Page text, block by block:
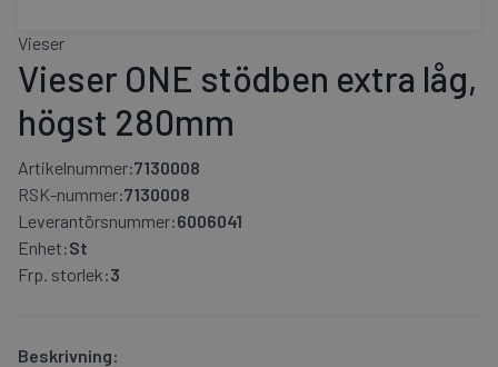
Vieser
Vieser ONE stödben extra låg,
högst 280mm
Artikelnummer:7130008
RSK-nummer:7130008
Leverantörsnummer:6006041
Enhet:St
Frp. storlek:3
Beskrivning: